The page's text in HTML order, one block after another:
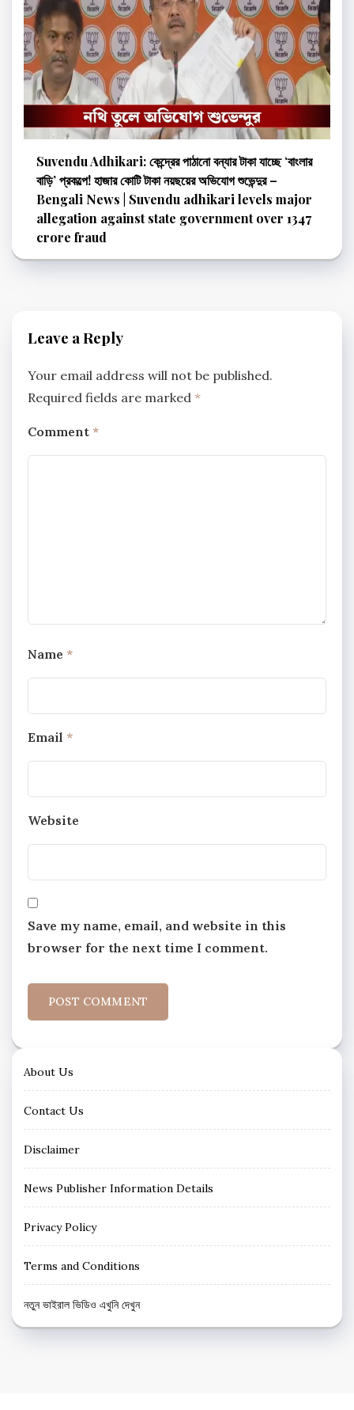
Suvendu Adhikari: কেন্দ্রের পাঠানো বন্যার টাকা যাচ্ছে ‘বাংলার
বাড়ি’ প্রকল্পে! হাজার কোটি টাকা নয়ছয়ের অভিযোগ শুভেন্দুর –
Bengali News | Suvendu adhikari levels major
allegation against state government over 1347
crore fraud
Leave a Reply
Your email address will not be published.
Required fields are marked *
Comment *
Name *
Email *
Website
Save my name, email, and website in this
browser for the next time I comment.
About Us
Contact Us
Disclaimer
News Publisher Information Details
Privacy Policy
Terms and Conditions
নতুন ভাইরাল ভিডিও এখুনি দেখুন